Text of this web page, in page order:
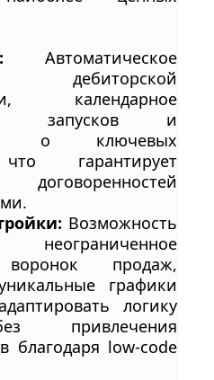
Автоматическое
дебиторской
календарное
запусков и
о ключевых
гарантирует
Возможность
воронок продаж,
графики
логику
привлечения
благодаря low-code